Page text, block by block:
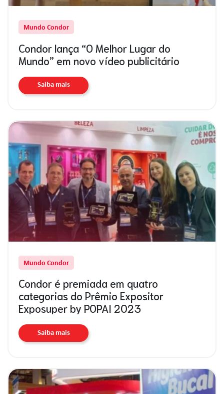
Mundo Condor
Condor lança “O Melhor Lugar do
Mundo” em novo vídeo publicitário
Saiba mais
Mundo Condor
Condor é premiada em quatro
categorias do Prêmio Expositor
Exposuper by POPAI 2023
Saiba mais